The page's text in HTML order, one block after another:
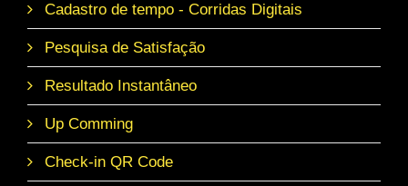
Cadastro de tempo - Corridas Digitais
Pesquisa de Satisfação
Resultado Instantâneo
Up Comming
Check-in QR Code